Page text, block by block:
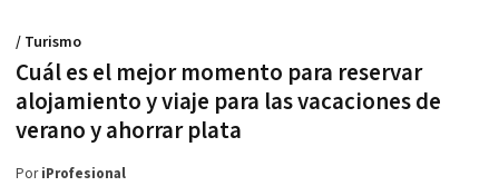
Cuál es el mejor momento para reservar
alojamiento y viaje para las vacaciones de
verano y ahorrar plata
/ Turismo
PoriProfesional